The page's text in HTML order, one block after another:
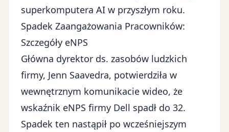
superkomputera AI w przyszłym roku.
Spadek Zaangażowania Pracowników:
Szczegóły eNPS
Główna dyrektor ds. zasobów ludzkich
firmy, Jenn Saavedra, potwierdziła w
wewnętrznym komunikacie wideo, że
wskaźnik eNPS firmy Dell spadł do 32.
Spadek ten nastąpił po wcześniejszym